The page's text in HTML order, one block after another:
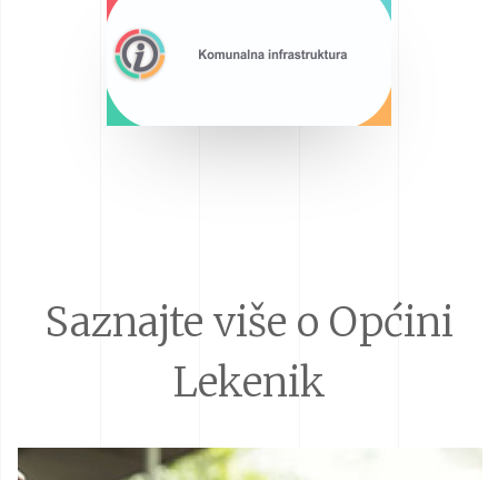
Saznajte više o Općini
Lekenik